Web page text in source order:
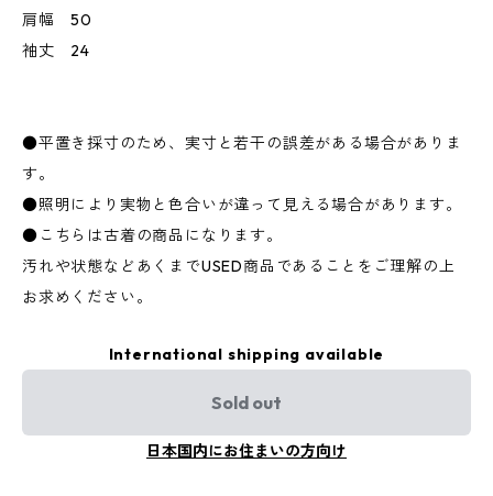
肩幅 50
袖丈 24
●平置き採寸のため、実寸と若干の誤差がある場合がありま
す。
●照明により実物と色合いが違って見える場合があります。
●こちらは古着の商品になります。
汚れや状態などあくまでUSED商品であることをご理解の上
お求めください。
International shipping available
Sold out
日本国内にお住まいの方向け